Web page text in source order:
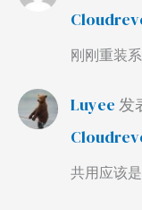
刚刚重装
Luyee 发
共用应该